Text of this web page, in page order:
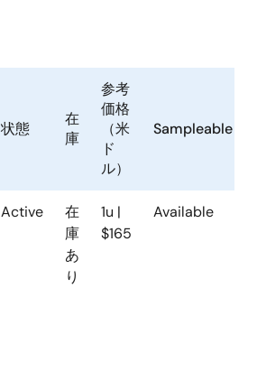
状態
在
庫
参考
価格
（米
ド
ル）
Sampleable
Active
在
庫
あ
り
1u |
$165
Available